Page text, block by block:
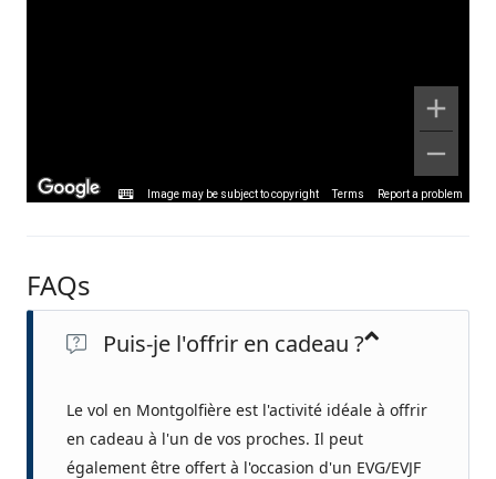
Image may be subject to copyright Terms Report a problem
FAQs
Puis-je l'offrir en cadeau ?
Le vol en Montgolfière est l'activité idéale à offrir
en cadeau à l'un de vos proches. Il peut
également être offert à l'occasion d'un EVG/EVJF